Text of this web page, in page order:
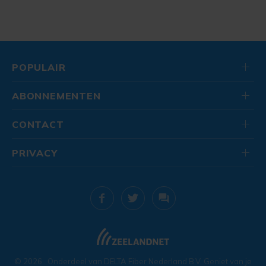
POPULAIR
ABONNEMENTEN
CONTACT
© 2026 . Onderdeel van DELTA Fiber Nederland B.V. Geniet van je
PRIVACY